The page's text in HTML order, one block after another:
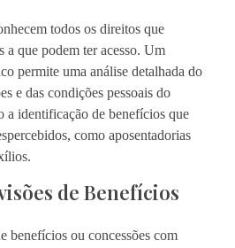
todos os direitos que
a que podem ter acesso. Um
permite uma análise detalhada do
e das condições pessoais do
a identificação de benefícios que
como aposentadorias
de Benefícios
benefícios ou concessões com